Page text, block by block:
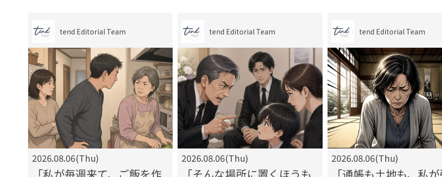
tend Editorial Team
2026.08.06(Thu)
「私が毎週来て、ご飯を作
tend Editorial Team
2026.08.06(Thu)
「そんな場所に置くほうも
tend Editorial Team
2026.08.06(Thu)
「通帳も土地も、私